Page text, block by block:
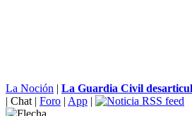
La Noción | La Guardia Civil
| Chat | Foro | App |